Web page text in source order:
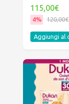
115,00€
4% 120,00€
Aggiungi al